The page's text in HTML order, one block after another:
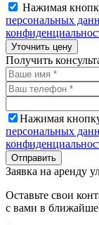
Нажимая
персональных
Уточнить цену
Получить
Нажимая
персональных
Отправить
Заявка на аренду
Оставьте свои
с вами в